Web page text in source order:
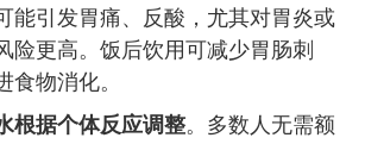
能引发胃痛、反酸，尤其对胃炎或
险更高。饭后饮用可减少胃肠刺
食物消化。
根据个体反应调整。多数人无需额